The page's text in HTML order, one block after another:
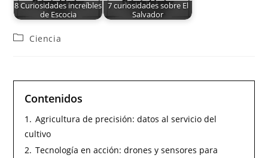
8 Curiosidades increíbles
de Escocia
7 curiosidades sobre El
Salvador
Ciencia
Contenidos
1. Agricultura de precisión: datos al servicio del
cultivo
2. Tecnología en acción: drones y sensores para